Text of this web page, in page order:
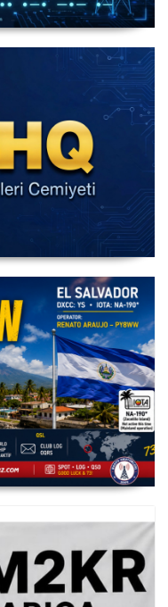
2026
Olacak (Trac
FT8 Mümkün